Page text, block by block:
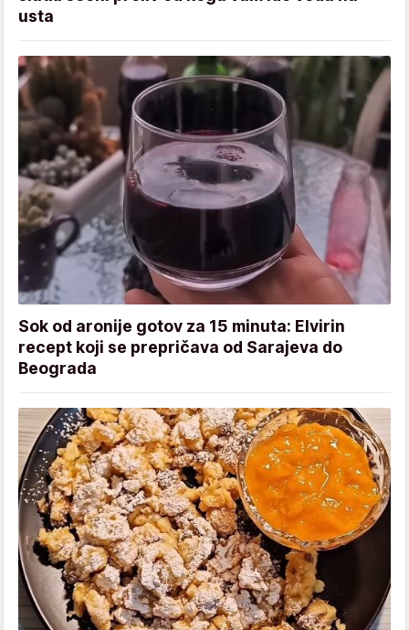
usta
Sok od aronije gotov za 15 minuta: Elvirin
recept koji se prepričava od Sarajeva do
Beograda